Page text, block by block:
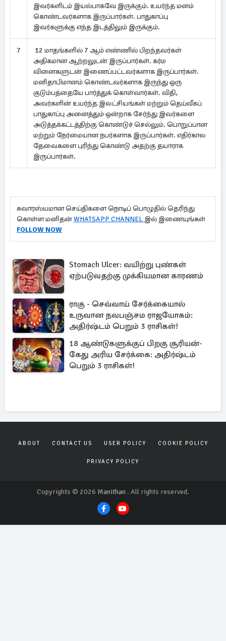
இவர்களிடம் இயல்பாகவே இருக்கும். உயர்ந்த மனம்
கொண்டவர்களாக இருப்பார்கள். பாதுகாப்பு
இவர்களுக்கு எந்த இடத்திலும் இருக்கும்.
7
12 மாதங்களில் 7 ஆம் எண்ணில் பிறந்தவர்கள்
அதிகமான ஆற்றலுடன் இருப்பார்கள். கர்ம
வினைகளுடன் இணைப்பட்டவர்களாக இருப்பார்கள்.
மனிதாபிமானம் கொண்டவர்களாக இருந்து ஒரு
குடும்பத்தையே பார்த்துக் கொள்வார்கள். விதி,
அவர்களின் உயர்ந்த இலட்சியங்கள் மற்றும் தெய்வீகப்
பாதுகாப்பு அனைத்தும் ஒன்றாக சேர்ந்து இவர்களை
அடுத்தக்கட்டத்திற்கு கொண்டுச் செல்லும். பொறுப்பான
மற்றும் நேர்மையான நபர்களாக இருப்பார்கள். எதிர்கால
தேவைகளை புரிந்து கொண்டு அதற்கு தயாராக
இருப்பார்கள்.
சுவாரஸ்யமான செய்திகளை நொடிப் பொழுதில் தெரிந்து
கொள்ள மனிதன்WHATSAPP CHANNEL இல் இணையுங்கள்
FOLLOW NOW
Stomach Ulcer: வயிற்று புண்கள்
ஏற்படுவதற்கு முக்கியமான காரணம்
ராகு - செவ்வாய் சேர்க்கையால்
உருவான நவபஞ்சம ராஜயோகம்:
அதிர்ஷ்டம் பெறும் 3 ராசிகள்!
18 ஆண்டுகளுக்குப் பிறகு சூரியன்-
கேது அரிய சேர்க்கை: அதிர்ஷ்டம்
பெறும் 3 ராசிகள்!
ABOUT CONTACT US USER POLICY COOKIE POLICY
PRIVACY POLICY
Copyrights © 2026 Manithan . All rights reserved.